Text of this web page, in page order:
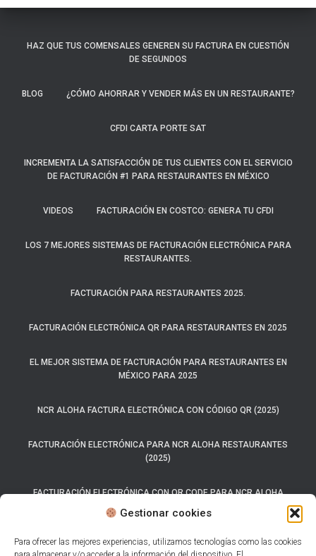
Gestionar cookies
Para ofrecer las mejores experiencias, utilizamos tecnologías como las cookies
HAZ QUE TUS COMENSALES GENEREN SU FACTURA EN CUESTIÓN
DE SEGUNDOS
BLOG ¿CÓMO AHORRAR Y VENDER MÁS EN UN RESTAURANTE?
CFDI CARTA PORTE SAT
INCREMENTA LA SATISFACCIÓN DE TUS CLIENTES CON EL SERVICIO
DE FACTURACIÓN #1 PARA RESTAURANTES EN MÉXICO
VIDEOS FACTURACIÓN EN COSTCO: GENERA TU CFDI
LOS 7 MEJORES SISTEMAS DE FACTURACIÓN ELECTRÓNICA PARA
RESTAURANTES.
FACTURACIÓN PARA RESTAURANTES 2025.
FACTURACIÓN ELECTRÓNICA QR PARA RESTAURANTES EN 2025
EL MEJOR SISTEMA DE FACTURACIÓN PARA RESTAURANTES EN
MÉXICO PARA 2025
NCR ALOHA FACTURA ELECTRÓNICA CON CÓDIGO QR (2025)
FACTURACIÓN ELECTRÓNICA PARA NCR ALOHA RESTAURANTES
(2025)
FACTURACIÓN ELECTRÓNICA CON QR CODE PARA NCR ALOHA
SISTEMA CARTA PORTE 2025